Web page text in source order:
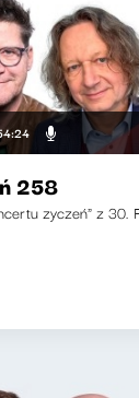
258
zyczeń" z 30.